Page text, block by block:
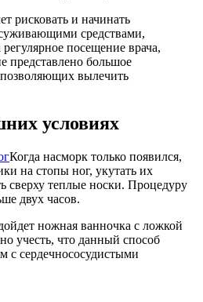
рисковать и начинать
средствами,
посещение врача,
представлено большое
позволяющих вылечить
условиях
Когда насморк только появился,
на стопы ног, укутать их
сверху теплые носки. Процедуру
двух часов.
ножная ванночка с ложкой
учесть, что данный способ
с сердечнососудистыми